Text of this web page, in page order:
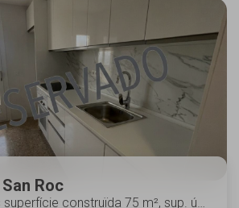
Roc
construïda 75 m², sup. útil